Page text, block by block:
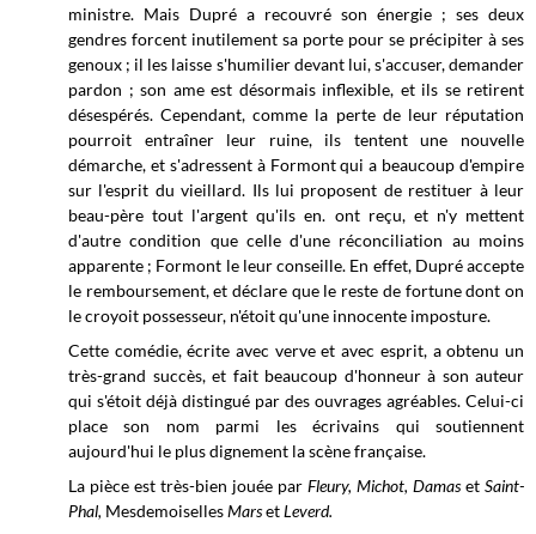
ministre. Mais Dupré a recouvré son énergie ; ses deux
gendres forcent inutilement sa porte pour se précipiter à ses
genoux ; il les laisse s'humilier devant lui, s'accuser, demander
pardon ; son ame est désormais inflexible, et ils se retirent
désespérés. Cependant, comme la perte de leur réputation
pourroit entraîner leur ruine, ils tentent une nouvelle
démarche, et s'adressent à Formont qui a beaucoup d'empire
sur l'esprit du vieillard. Ils lui proposent de restituer à leur
beau-père tout l'argent qu'ils en. ont reçu, et n'y mettent
d'autre condition que celle d'une réconciliation au moins
apparente ; Formont le leur conseille. En effet, Dupré accepte
le remboursement, et déclare que le reste de fortune dont on
le croyoit possesseur, n'étoit qu'une innocente imposture.
Cette comédie, écrite avec verve et avec esprit, a obtenu un
très-grand succès, et fait beaucoup d'honneur à son auteur
qui s'étoit déjà distingué par des ouvrages agréables. Celui-ci
place son nom parmi les écrivains qui soutiennent
aujourd'hui le plus dignement la scène française.
La pièce est très-bien jouée par Fleury, Michot, Damaset Saint-
Phal, MesdemoisellesMarsetLeverd.